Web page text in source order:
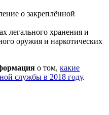
о закреплённой
легального хранения и
оружия и наркотических
о том, какие
службы в 2018 году.